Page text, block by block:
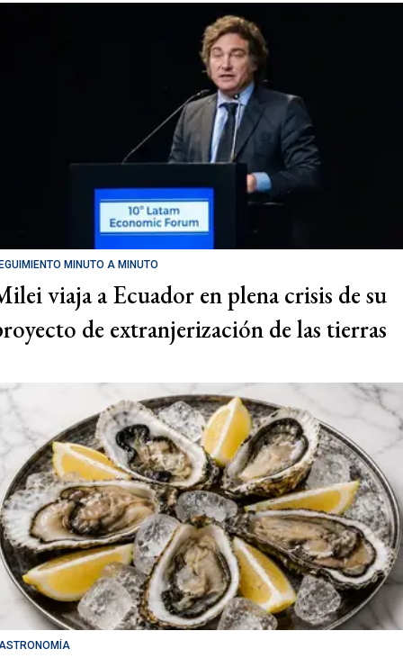
MINUTO A MINUTO
viaja a Ecuador en plena crisis de su
de extranjerización de las tierras